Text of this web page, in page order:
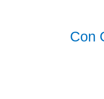
Con